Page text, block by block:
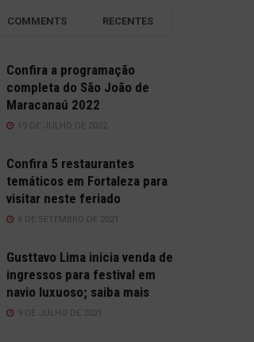
COMMENTS RECENTES
Confira a programação
completa do São João de
Maracanaú 2022
19 DE JULHO DE 2022
Confira 5 restaurantes
temáticos em Fortaleza para
visitar neste feriado
6 DE SETEMBRO DE 2021
Gusttavo Lima inicia venda de
ingressos para festival em
navio luxuoso; saiba mais
9 DE JULHO DE 2021